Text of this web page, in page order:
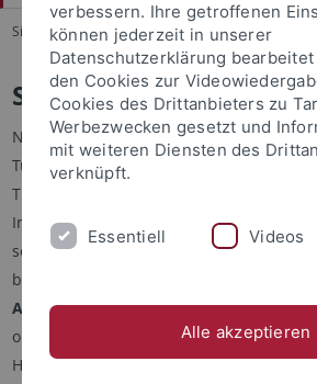
Sie sind hier: Startseite ...
Studienfachberatung
Neben derZentralen Studienberatung
Tübingen haben Studieninteressierte der
Theologie am ZITh zusätzlich die
Inhalten des Studiums die
selbst wahrzunehmen. Bereits
bietet das ZITh darüber hinaus
Ansprechpartner, die bei auftretenden
organisatorischen Belangen eine
Hilfestellung leisten.
verbessern. Ihre getroffenen
können jederzeit in unserer
Datenschutzerklärung
den Cookies zur
Cookies des Drittanbieters zu
Werbezwecken gesetzt und
mit weiteren Diensten des
verknüpft.
Essentiell Videos
Alle akzeptieren